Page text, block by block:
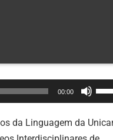
00:00
Use
as
para
da Linguagem da